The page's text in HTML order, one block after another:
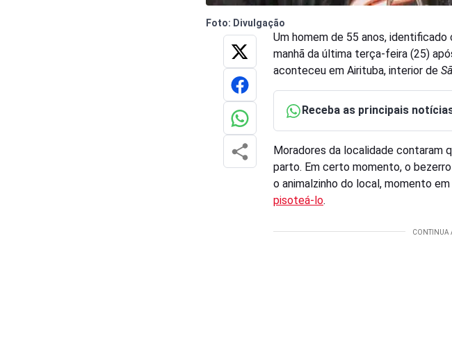
Foto: Divulgação
Um homem de 55 anos,
manhã da última terça-feira (25)
aconteceu em Airituba, interior de
Receba as principais
Moradores da localidade contaram
parto. Em certo momento, o
o animalzinho do local, momento
pisoteá-lo.